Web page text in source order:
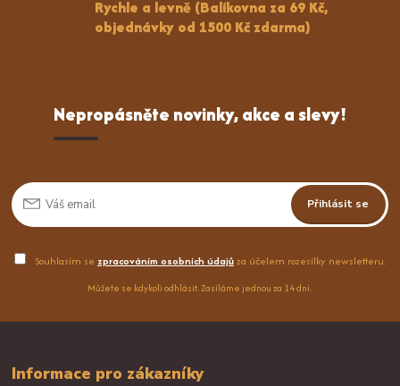
Rychle a levně (Balíkovna za 69 Kč,
objednávky od 1500 Kč zdarma)
Nepropásněte novinky, akce a slevy!
Přihlásit se
Souhlasím se zpracováním osobních údajůza účelem rozesílky newsletteru.
Můžete se kdykoli odhlásit. Zasíláme jednou za 14 dní.
Informace pro zákazníky